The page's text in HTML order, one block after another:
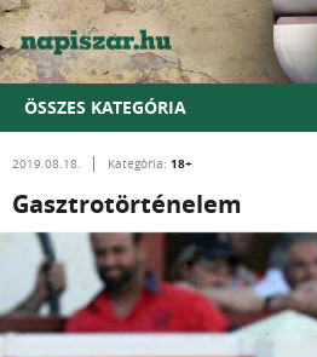
ÖSSZES KATEGÓRIA
2019.08.18. Kategória: 18+
Gasztrotörténelem